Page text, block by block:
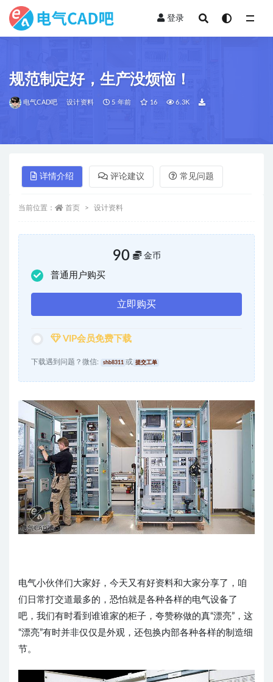
登录
规范制定好，生产没烦恼！
电气CAD吧 设计资料 5 年前 16 6.3K
详情介绍 评论建议 常见问题
当前位置： 首页 设计资料
90 金币
普通用户购买
立即购买
VIP会员免费下载
下载遇到问题？微信: shb8311 或 提交工单
电气小伙伴们大家好，今天又有好资料和大家分享了，咱
们日常打交道最多的，恐怕就是各种各样的电气设备了
吧，我们有时看到谁谁家的柜子，夸赞称做的真“漂亮”，这
“漂亮”有时并非仅仅是外观，还包换内部各种各样的制造细
节。